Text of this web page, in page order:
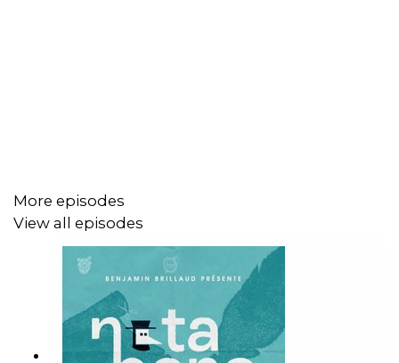
🎞 Montage : Benjamin Brillaud
More episodes
View all episodes